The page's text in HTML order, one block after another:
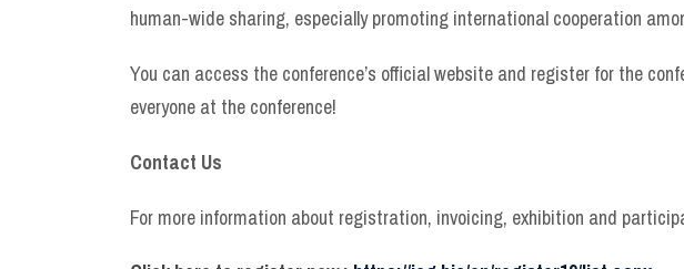
human-wide sharing, especially promoting international cooperation
You can access the conference’s official website and register for the
everyone at the conference!
Contact Us
For more information about registration, invoicing, exhibition and